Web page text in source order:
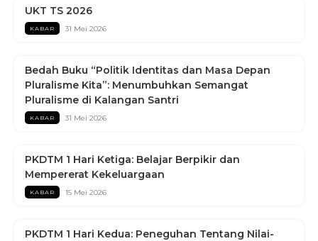
UKT TS 2026
KABAR 31 Mei 2026
Bedah Buku “Politik Identitas dan Masa Depan
Pluralisme Kita”: Menumbuhkan Semangat
Pluralisme di Kalangan Santri
KABAR 31 Mei 2026
PKDTM 1 Hari Ketiga: Belajar Berpikir dan
Mempererat Kekeluargaan
KABAR 15 Mei 2026
PKDTM 1 Hari Kedua: Peneguhan Tentang Nilai-